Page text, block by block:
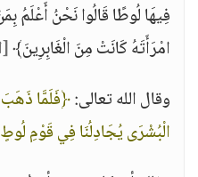
فِيهَا لُوطًا قَالُوا نَحْنُ أَعْلَمُ
امْرَأَتَهُ كَانَتْ مِنَ الْغَابِرِينَ﴾
وقال الله تعالى:﴿فَلَمَّا
الْبُشْرَى يُجَادِلُنَا فِي قَوْمِ